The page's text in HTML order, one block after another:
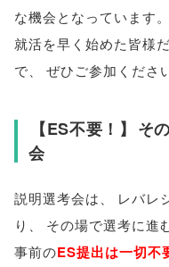
な機会となっています。
就活を早く始めた皆様
で
ぜひご参加くださ
【ES不要！ 】 そ
会
説明選考会は
レバレ
り
その場で選考に進
事前のES提出は一切不